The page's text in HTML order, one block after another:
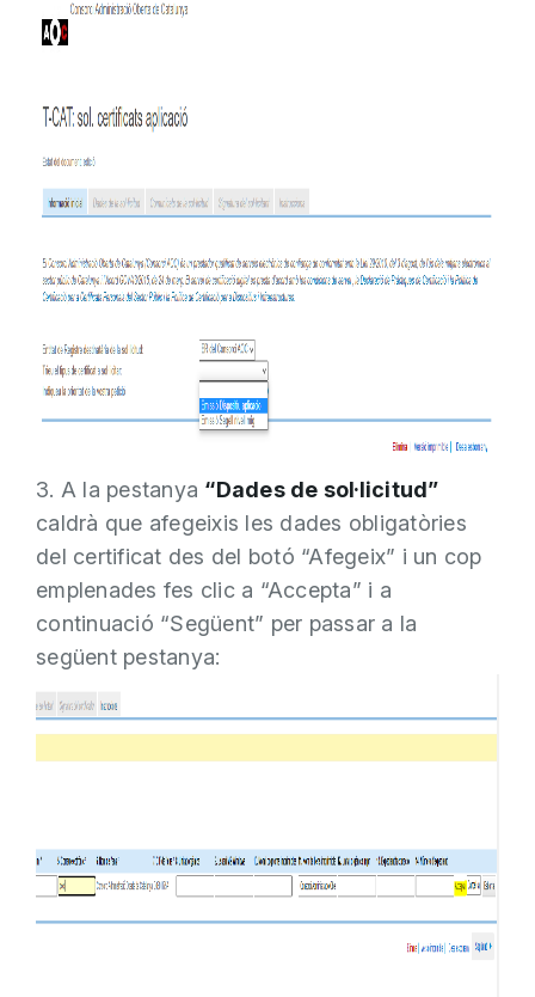
3. A la pestanya “Dades de sol·licitud”
caldrà que afegeixis les dades obligatòries
del certificat des del botó “Afegeix” i un cop
emplenades fes clic a “Accepta” i a
continuació “Següent” per passar a la
següent pestanya: